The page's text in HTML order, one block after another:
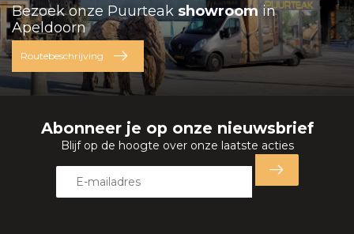
Bezoek onze Puurteak showroom in
Apeldoorn
Routebeschrijving
Abonneer je op onze nieuwsbrief
Blijf op de hoogte over onze laatste acties